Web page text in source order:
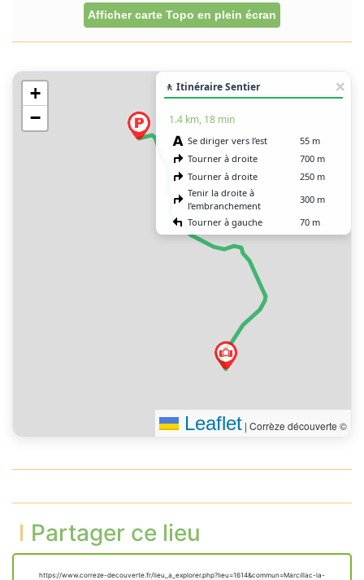
Afficher carte Topo en plein écran
+
−
🚶 Itinéraire Sentier
1.4 km, 18 min
Se diriger vers l’est
55 m
Tourner à droite
700 m
Tourner à droite
250 m
Tenir la droite à
l’embranchement
300 m
Tourner à gauche
70 m
Vous êtes arrivé à votre
destination
Leaflet | Corrèze découverte ©
Partager ce lieu
https://www.correze-decouverte.fr/lieu_a_explorer.php?lieu=1614&commun=Marcillac-la-